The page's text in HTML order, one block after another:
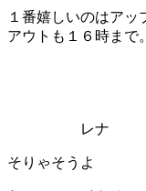
１番嬉しいのはアッ
アウトも１６時まで。
レナ
そりゃそうよ